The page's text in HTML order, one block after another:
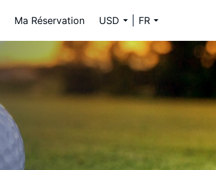
Ma Réservation USD FR